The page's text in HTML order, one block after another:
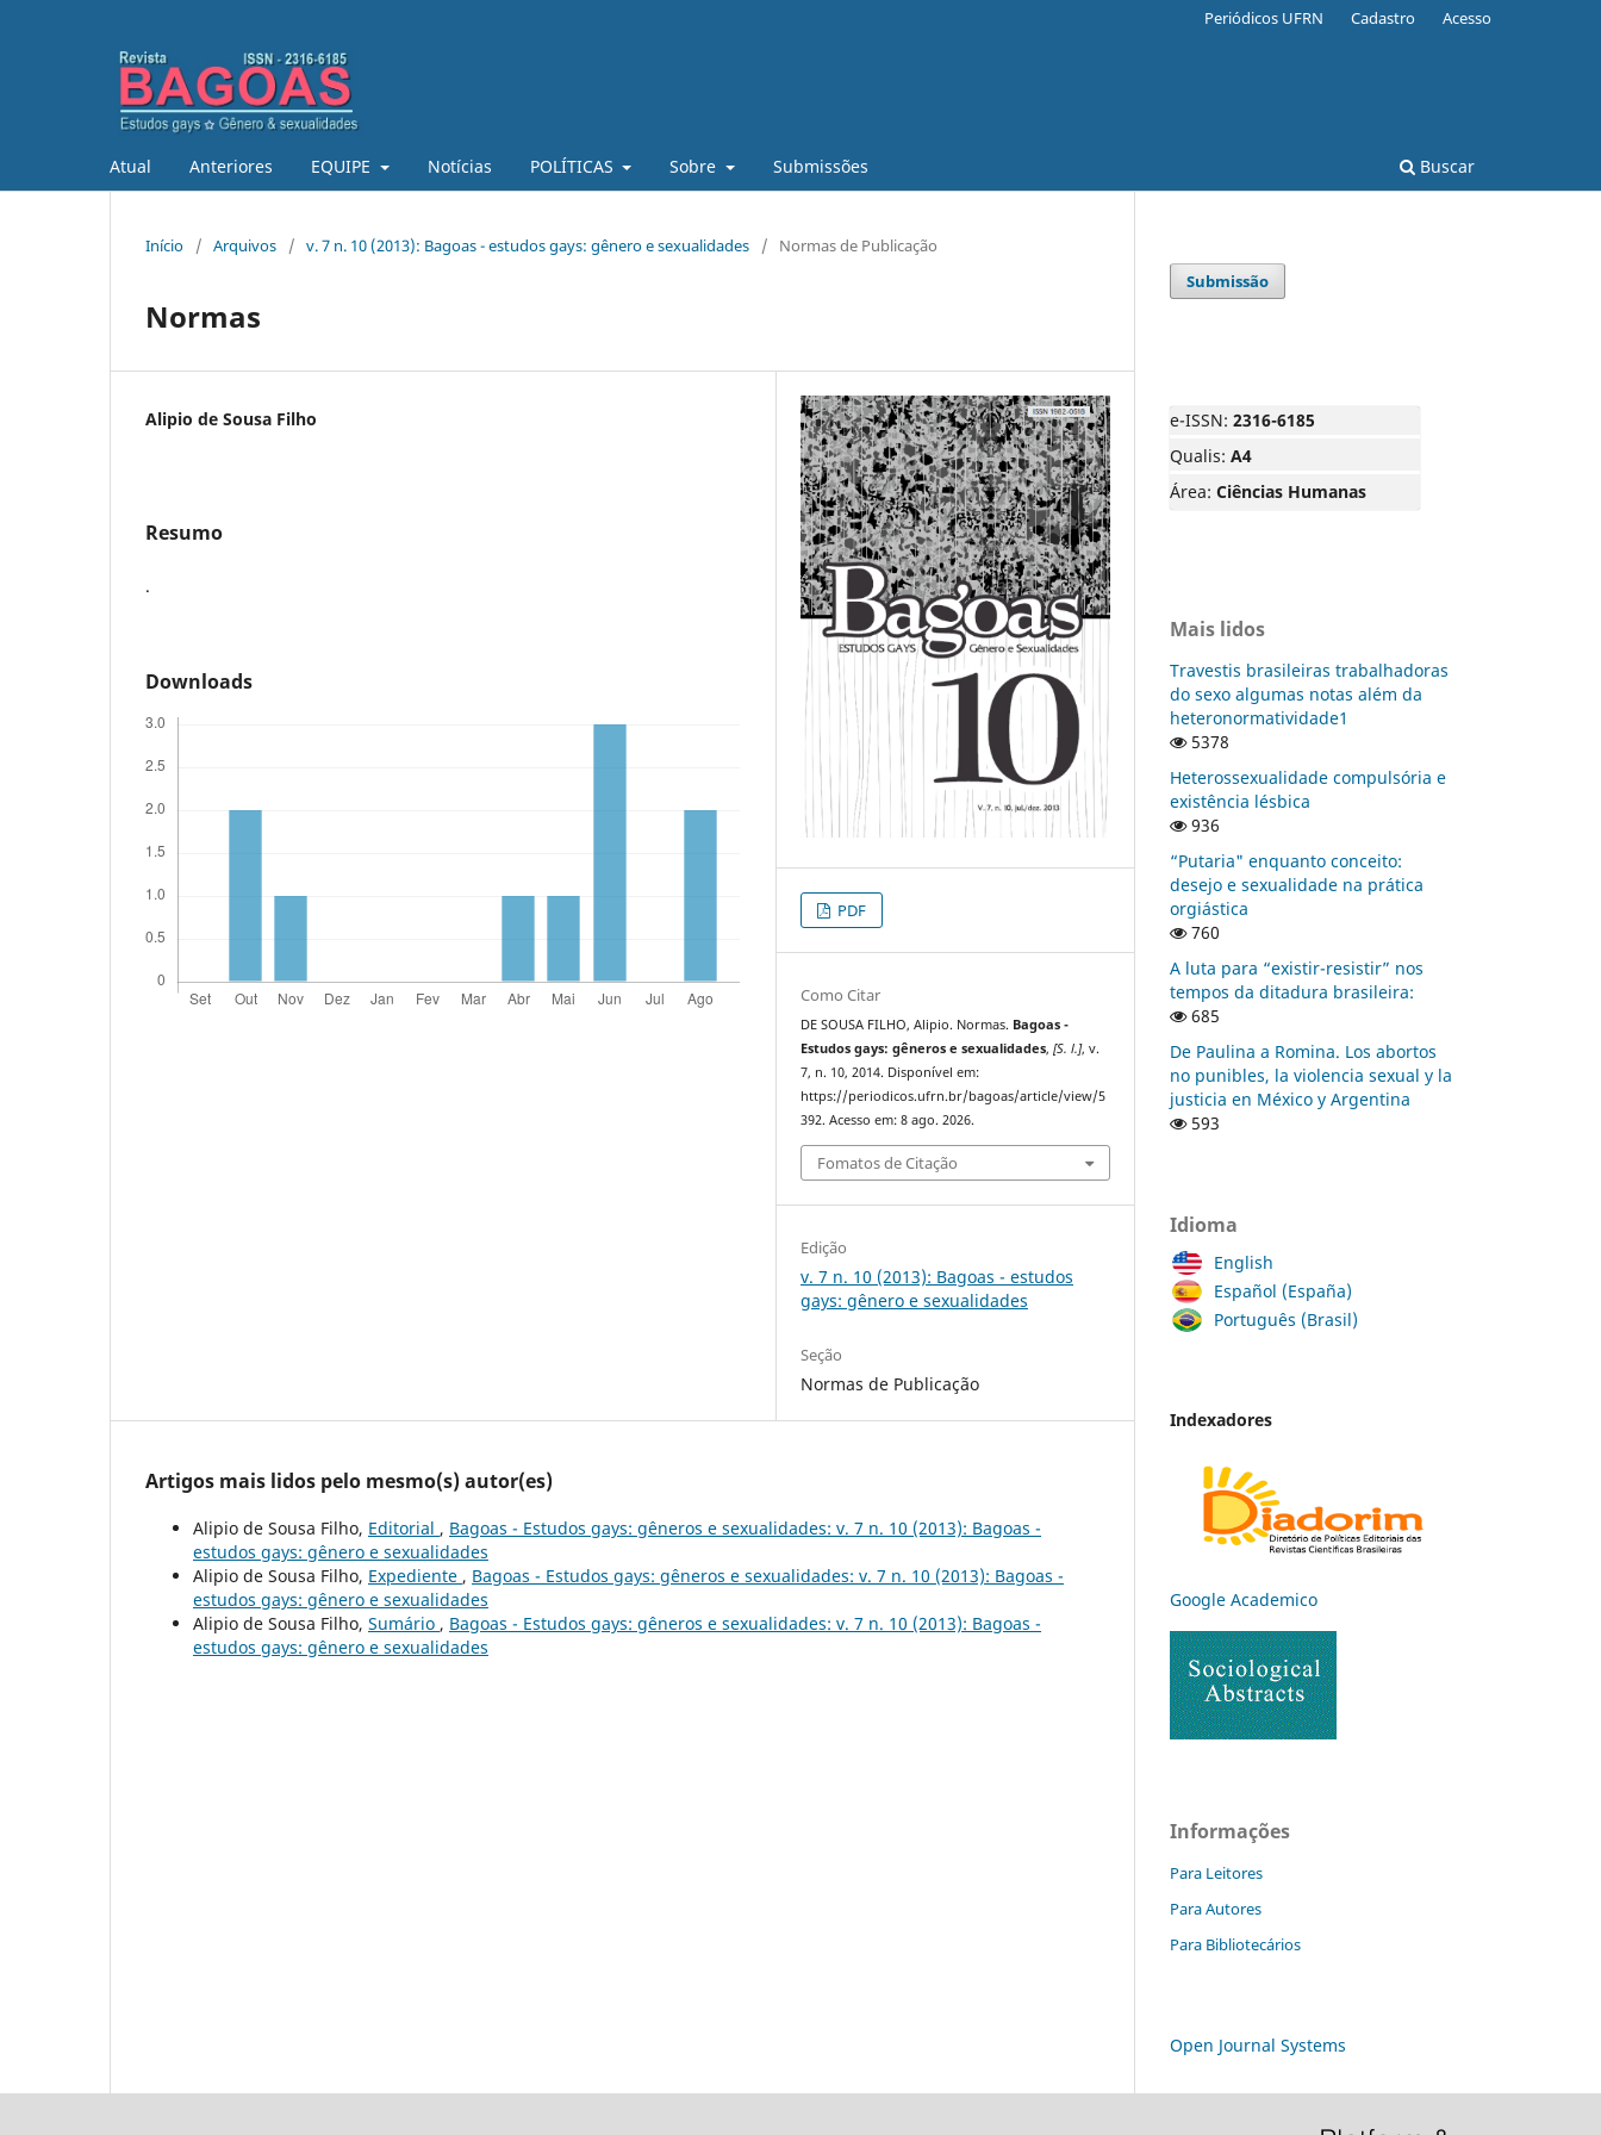
Atual Anteriores EQUIPE Notícias POLÍTICAS Sobre Submissões Buscar
Periódicos UFRN Cadastro Acesso
Início / Arquivos / v. 7 n. 10 (2013): Bagoas - estudos gays: gênero e sexualidades / Normas de Publicação
Normas
Alipio de Sousa Filho
Resumo
.
Downloads
PDF
Como Citar
DE SOUSA FILHO, Alipio. Normas. Bagoas -
Estudos gays: gêneros e sexualidades,[S. l.], v.
7, n. 10, 2014. Disponível em:
https://periodicos.ufrn.br/bagoas/article/view/5
392. Acesso em: 8 ago. 2026.
Fomatos de Citação
Edição
v. 7 n. 10 (2013): Bagoas - estudos
gays: gênero e sexualidades
Seção
Normas de Publicação
Artigos mais lidos pelo mesmo(s) autor(es)
Alipio de Sousa Filho, Editorial , Bagoas - Estudos gays: gêneros e sexualidades: v. 7 n. 10 (2013): Bagoas -
estudos gays: gênero e sexualidades
Alipio de Sousa Filho, Expediente , Bagoas - Estudos gays: gêneros e sexualidades: v. 7 n. 10 (2013): Bagoas -
estudos gays: gênero e sexualidades
Alipio de Sousa Filho, Sumário , Bagoas - Estudos gays: gêneros e sexualidades: v. 7 n. 10 (2013): Bagoas -
estudos gays: gênero e sexualidades
Submissão
e-ISSN: 2316-6185
Qualis: A4
Área: Ciências Humanas
Mais lidos
Travestis brasileiras trabalhadoras
do sexo algumas notas além da
heteronormatividade1
5378
Heterossexualidade compulsória e
existência lésbica
936
“Putaria" enquanto conceito:
desejo e sexualidade na prática
orgiástica
760
A luta para “existir-resistir” nos
tempos da ditadura brasileira:
685
De Paulina a Romina. Los abortos
no punibles, la violencia sexual y la
justicia en México y Argentina
593
Idioma
English
Español (España)
Português (Brasil)
Indexadores
Google Academico
Informações
Para Leitores
Para Autores
Para Bibliotecários
Open Journal Systems